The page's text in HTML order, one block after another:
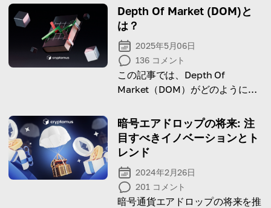
Depth Of Market (DOM)と
は？
2025年5月06日
136 コメント
この記事では、Depth Of
Market（DOM）がどのように機
貨取引においてなぜ重要なのかを
解説します。
暗号エアドロップの将来: 注
目すべきイノベーションとト
レンド
2024年2月26日
201 コメント
暗号通貨エアドロップの将来を推